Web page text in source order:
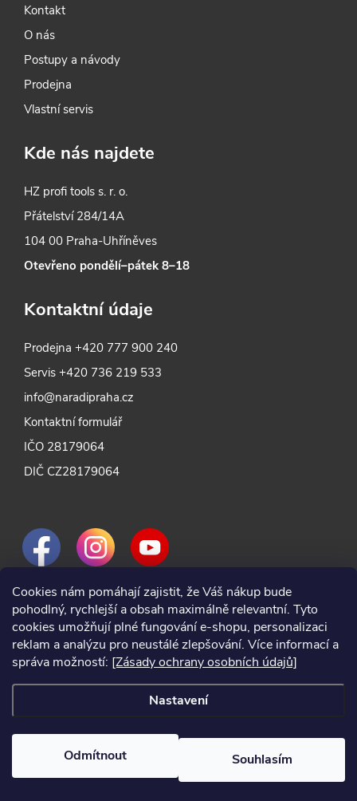
Cookies nám pomáhají zajistit, že Váš nákup bude
pohodlný, rychlejší a obsah maximálně relevantní. Tyto
cookies umožňují plné fungování e-shopu, personalizaci
reklam a analýzu pro neustálé zlepšování. Více informací a
správa možností: [Zásady ochrany osobních údajů]
Nastavení
Odmítnout Souhlasím
Kontakt
O nás
Postupy a návody
Prodejna
Vlastní servis
Kde nás najdete
HZ profi tools s. r. o.
Přátelství 284/14A
104 00 Praha-Uhříněves
Otevřeno pondělí–pátek 8–18
Kontaktní údaje
Prodejna+420 777 900 240
Servis+420 736 219 533
info@naradipraha.cz
Kontaktní formulář
IČO 28179064
DIČ CZ28179064
2024 © Nářadí Praha, všechna práva vyhrazena
Vytvořil Shoptet